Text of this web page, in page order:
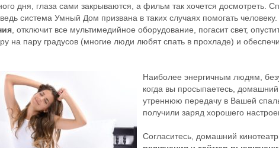
дня, глаза сами закрываются, а фильм так хочется досмотреть.
система Умный Дом призвана в таких случаях помогать человеку.
, отключит все мультимедийное оборудование, погасит свет,
на пару градусов (многие люди любят спать в прохладе) и
Наиболее энергичным людям,
когда вы просыпаетесь,
утреннюю передачу в Вашей
получили заряд хорошего
Согласитесь, домашний